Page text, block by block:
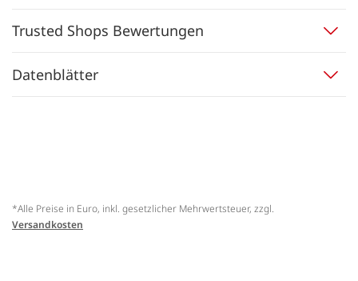
Trusted Shops Bewertungen
Datenblätter
*Alle Preise in Euro, inkl. gesetzlicher Mehrwertsteuer, zzgl.
Versandkosten